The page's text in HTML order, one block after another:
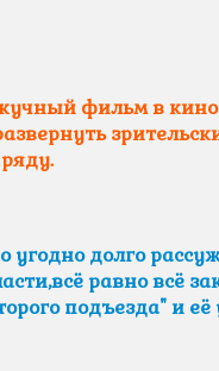
фильм в
угодно долго
равно всё
подъезда" и